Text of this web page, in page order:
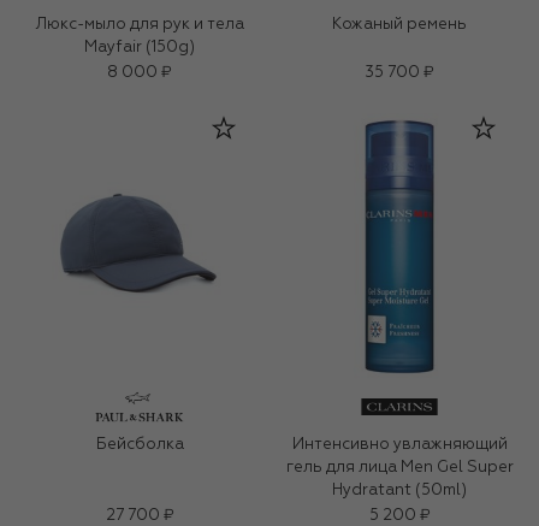
Люкс-мыло для рук и тела
Mayfair (150g)
8 000 ₽
Кожаный ремень
35 700 ₽
Бейсболка
27 700 ₽
Интенсивно увлажняющий
гель для лица Men Gel Super
Hydratant (50ml)
5 200 ₽